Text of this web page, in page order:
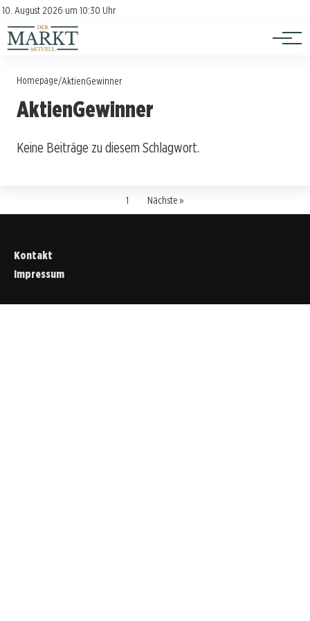
10. August 2026 um 10:30 Uhr
Kontakt
Impressum
Investition
Verbraucherschutz
Homepage/AktienGewinner
AktienGewinner
Keine Beiträge zu diesem Schlagwort.
1 Nächste »
Kontakt
Impressum